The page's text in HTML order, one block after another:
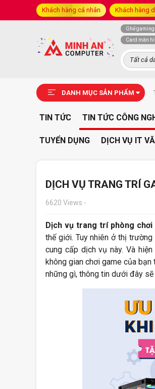
Khách hàng cá nhân Khách hàng
Ghế gaming
Card màn
Tất cả
DANH MỤC SẢN PHẨM
TIN TỨC TIN TỨC CÔNG
TUYỂN DỤNG DỊCH VỤ IT
DỊCH VỤ TRANG TRÍ
6620 Views -
Dịch vụ trang trí phòng chơi
thế giới. Tuy nhiên ở thị
cung cấp dịch vụ này. Và
không gian chơi game của bạn
những gì, thông tin dưới đây
SẴN SÀNG TỰU TRƯỜNG CÙNG